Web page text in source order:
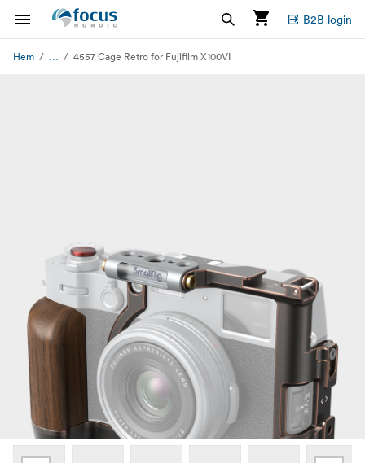
B2B login
Hem ... 4557 Cage Retro for Fujifilm X100VI